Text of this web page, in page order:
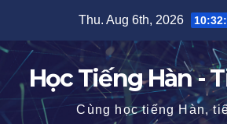
content
Thu. Aug 6th, 2026
Học Tiếng Hàn -
Cùng học tiếng Hàn,